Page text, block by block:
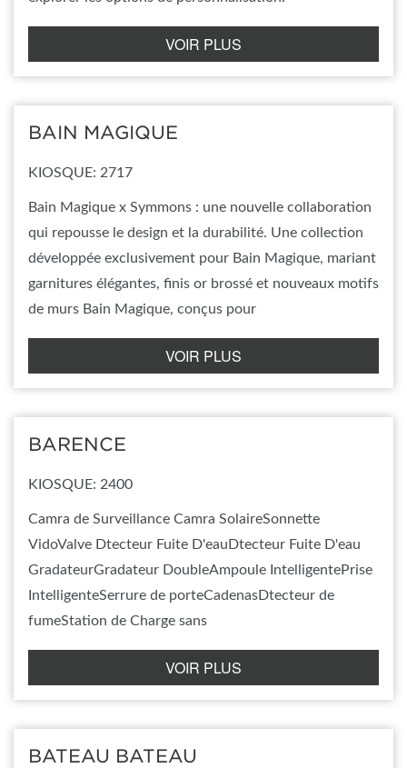
VOIR PLUS
BAIN MAGIQUE
KIOSQUE: 2717
Bain Magique x Symmons : une nouvelle collaboration
qui repousse le design et la durabilité. Une collection
développée exclusivement pour Bain Magique, mariant
garnitures élégantes, finis or brossé et nouveaux motifs
de murs Bain Magique, conçus pour
VOIR PLUS
BARENCE
KIOSQUE: 2400
Camra de Surveillance Camra SolaireSonnette
VidoValve Dtecteur Fuite D'eauDtecteur Fuite D'eau
GradateurGradateur DoubleAmpoule IntelligentePrise
IntelligenteSerrure de porteCadenasDtecteur de
fumeStation de Charge sans
VOIR PLUS
BATEAU BATEAU